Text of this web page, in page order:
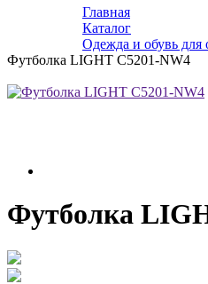
Главная
Каталог
Одежда и обувь для
Футболка LIGHT C5201-NW4
Футболка